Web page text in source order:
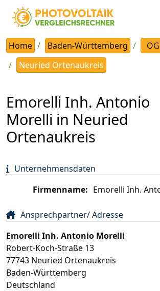
Home Baden-Württemberg
OG
Neuried Ortenaukreis
Emorelli Inh. Antonio
Morelli in Neuried
Ortenaukreis
Unternehmensdaten
Firmenname: Emorelli Inh.
Ansprechpartner/ Adresse
Emorelli Inh. Antonio Morelli
Robert-Koch-Straße 13
77743 Neuried Ortenaukreis
Baden-Württemberg
Deutschland